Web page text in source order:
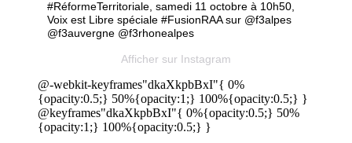
#RéformeTerritoriale, samedi 11 octobre à 10h50,
Voix est Libre spéciale #FusionRAA sur @f3alpes
@f3auvergne @f3rhonealpes
Afficher sur Instagram
@-webkit-keyframes"dkaXkpbBxI"{ 0%
{opacity:0.5;} 50%{opacity:1;} 100%{opacity:0.5;} }
@keyframes"dkaXkpbBxI"{ 0%{opacity:0.5;} 50%
{opacity:1;} 100%{opacity:0.5;} }